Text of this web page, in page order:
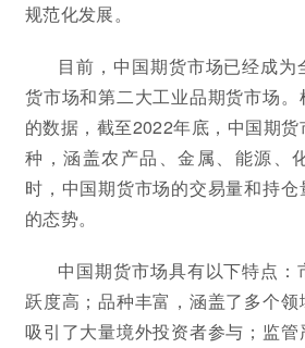
规范化发展。
目前，中国期货市场已经成
货市场和第二大工业品期货市场
的数据，截至2022年底，中国期
种，涵盖农产品、金属、能源、
时，中国期货市场的交易量和持
的态势。
中国期货市场具有以下特点
跃度高；品种丰富，涵盖了多个领
吸引了大量境外投资者参与；监